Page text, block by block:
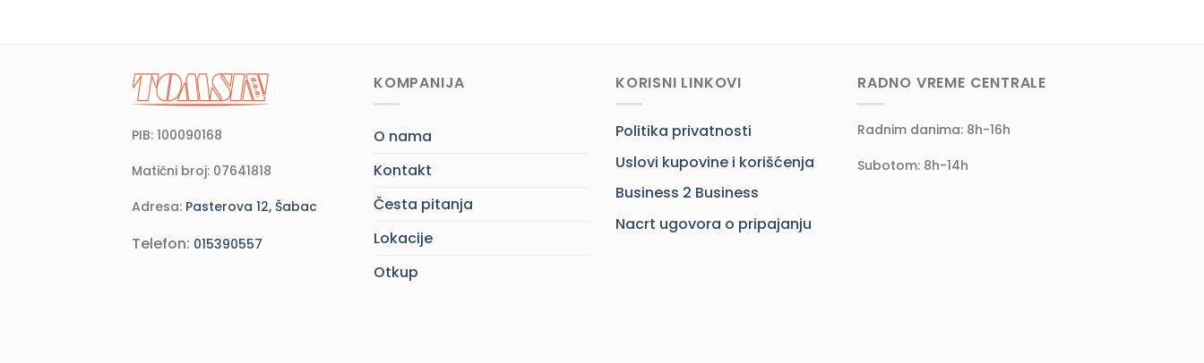
PIB: 100090168
Matični broj: 07641818
Adresa: Pasterova 12, Šabac
Telefon: 015390557
KOMPANIJA
O nama
Kontakt
Česta pitanja
Lokacije
Otkup
KORISNI LINKOVI
Politika privatnosti
Uslovi kupovine i korišćenja
Business 2 Business
Nacrt ugovora o pripajanju
RADNO VREME CENTRALE
Radnim danima: 8h-16h
Subotom: 8h-14h